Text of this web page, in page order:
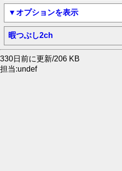
▼オプションを表示
暇つぶし2ch
330日前に更新/206 KB
担当:undef